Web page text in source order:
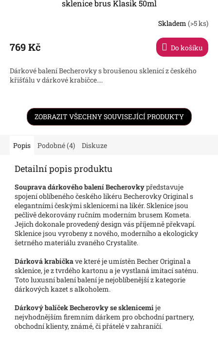
sklenice brus Klasik 50ml
Skladem (>5 ks)
769 Kč Do košíku
Dárkové balení Becherovky s broušenou sklenicí z českého
křišťálu v dárkové krabičce....
ZOBRAZIT VŠECHNY SOUVISEJÍCÍ PRODUKTY
Popis Podobné (4) Diskuze
Detailní popis produktu
Souprava dárkového balení Becherovkypředstavuje
spojení oblíbeného českého likéru Becherovky Original s
elegantními českými sklenicemi na likér. Sklenice jsou
pečlivě dekorovány ručním moderním brusem Kometa.
Jejich dokonale provedený design vás příjemně překvapí.
Sklenice jsou vyrobeny z nového, moderního a ekologicky
šetrného materiálu zvaného Crystalite.
Dárková krabičkave které je umístěn Becher Original a
sklenice, je z tvrdého kartonu a je vystlaná imitací saténu.
Toto luxusní balení balení je nejoblíbenější z kategorie
dárkových kazet s alkoholem.
Dárkový balíček Becherovky se sklenicemije
nejvhodnějším firemním dárkem pro obchodní partnery,
obchodní klienty, známé, či přátelé v zahraničí.